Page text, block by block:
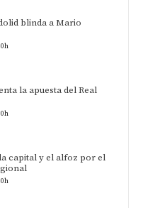
blinda a Mario
la apuesta del Real
capital y el alfoz por el